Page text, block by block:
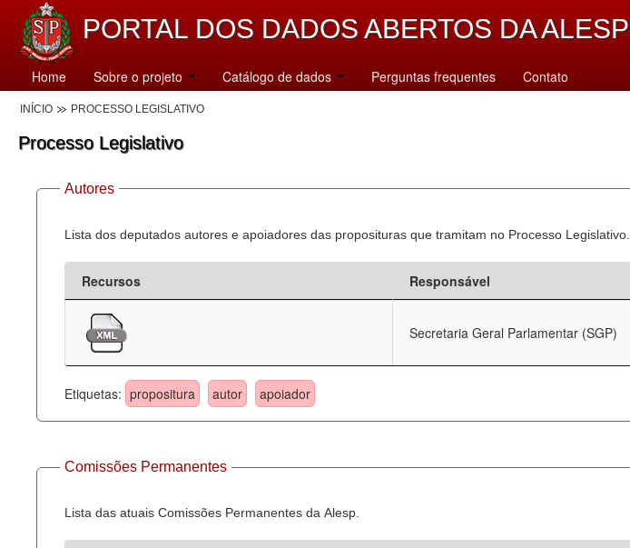
PORTAL DOS DADOS ABERTOS DA ALESP
Home Sobre o projeto Catálogo de dados Perguntas frequentes Contato
INÍCIO PROCESSO LEGISLATIVO
Processo Legislativo
Autores
Lista dos deputados autores e apoiadores das proposituras que tramitam no Processo Legislativo.
Recursos Responsável
Secretaria Geral Parlamentar (SGP)
Etiquetas: propositura autor apoiador
Comissões Permanentes
Lista das atuais Comissões Permanentes da Alesp.